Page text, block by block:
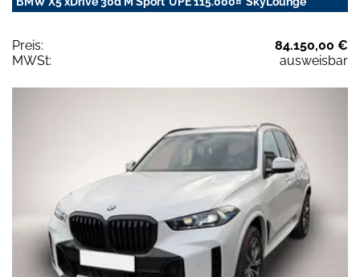
Preis:
84.150,00 €
MWSt:
ausweisbar